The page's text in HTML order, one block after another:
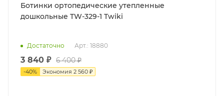
Ботинки ортопедические утепленные
дошкольные TW-329-1 Twiki
Достаточно Арт.: 18880
3 840 ₽ 6 400 ₽
-40% Экономия 2 560 ₽